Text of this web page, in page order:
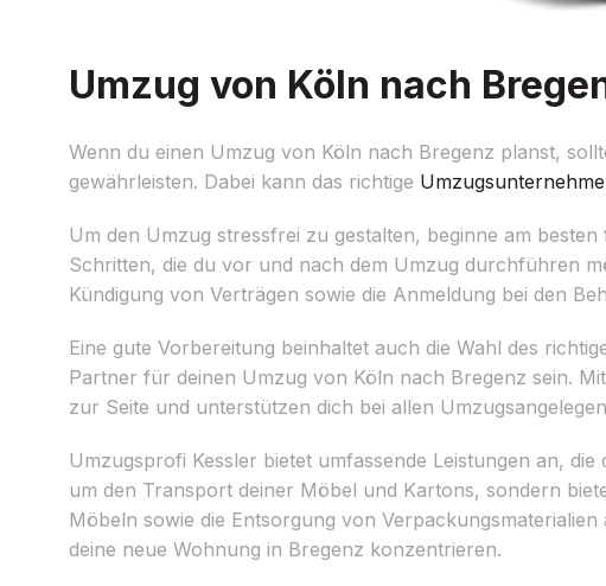
Umzug von Köln nach
Wenn du einen Umzug von Köln nach Bregenz planst,
gewährleisten. Dabei kann das richtige
Um den Umzug stressfrei zu gestalten, beginne am
Schritten, die du vor und nach dem Umzug durchführen
Kündigung von Verträgen sowie die Anmeldung bei den
Eine gute Vorbereitung beinhaltet auch die Wahl des
Partner für deinen Umzug von Köln nach Bregenz sein.
zur Seite und unterstützen dich bei allen
Umzugsprofi Kessler bietet umfassende Leistungen an,
um den Transport deiner Möbel und Kartons, sondern
Möbeln sowie die Entsorgung von
deine neue Wohnung in Bregenz konzentrieren.